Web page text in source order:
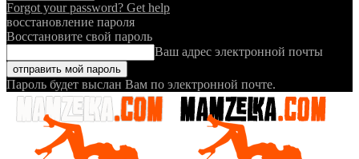
Forgot your password? Get help
восстановление пароля
Восстановите свой пароль
Ваш адрес электронной почты
Пароль будет выслан Вам по электронной почте.